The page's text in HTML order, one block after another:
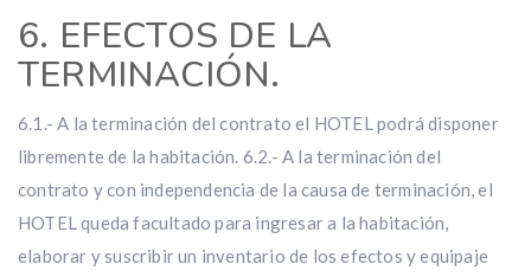
6. EFECTOS DE LA
TERMINACIÓN.
6.1.- A la terminación del contrato el HOTEL podrá disponer
libremente de la habitación. 6.2.- A la terminación del
contrato y con independencia de la causa de terminación, el
HOTEL queda facultado para ingresar a la habitación,
elaborar y suscribir un inventario de los efectos y equipaje